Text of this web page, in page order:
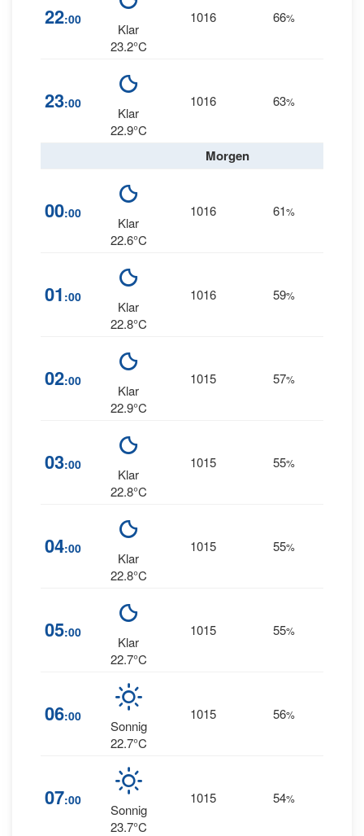
22:00
Klar
23.2°C
1016 66%
23:00
Klar
22.9°C
1016 63%
Morgen
00:00
Klar
22.6°C
1016 61%
01 :00
Klar
22.8°C
1016 59%
02:00
Klar
22.9°C
1015 57%
03:00
Klar
22.8°C
1015 55%
04:00
Klar
22.8°C
1015 55%
05:00
Klar
22.7°C
1015 55%
06:00
Sonnig
22.7°C
1015 56%
07:00
Sonnig
23.7°C
1015 54%